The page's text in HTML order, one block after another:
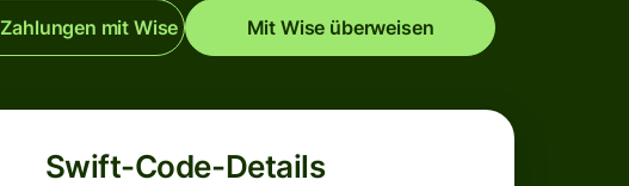
mit Wise Mit Wise überweisen
Swift-Code-Details